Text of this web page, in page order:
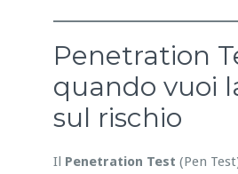
Penetration
quando vuoi
sul rischio
Il Penetration Test (Pen